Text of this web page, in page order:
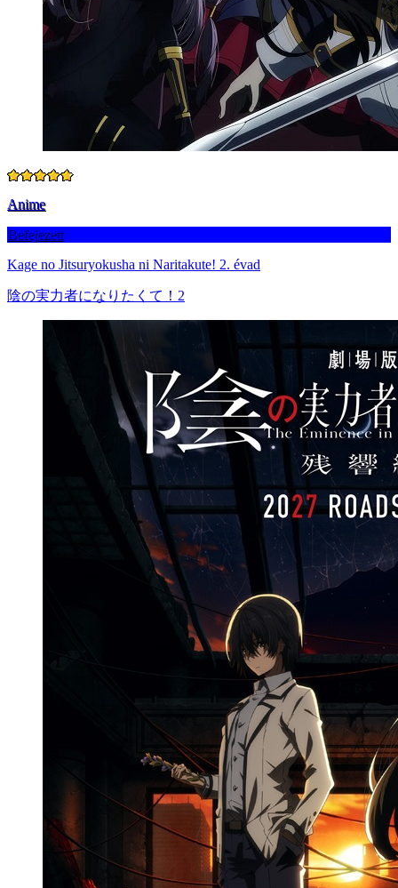
Anime
Befejezett
Kage no Jitsuryokusha ni Naritakute! 2. évad
陰の実力者になりたくて！2